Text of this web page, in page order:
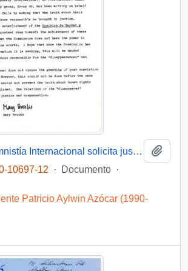
[Miembro de Amnistía Internacional solicita justicia para los detenidos desaparecidos y felicita por la creación de la Comisión de Verdad y Reconciliación]
10697-12
· Documento ·
Patricio Aylwin Azócar (1990-